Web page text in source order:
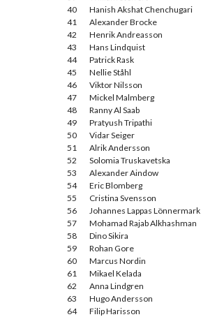
40
Hanish Akshat Chenchugari
41
Alexander Brocke
42
Henrik Andreasson
43
Hans Lindquist
44
Patrick Rask
45
Nellie Ståhl
46
Viktor Nilsson
47
Mickel Malmberg
48
Ranny Al Saab
49
Pratyush Tripathi
50
Vidar Seiger
51
Alrik Andersson
52
Solomia Truskavetska
53
Alexander Aindow
54
Eric Blomberg
55
Cristina Svensson
56
Johannes Lappas Lönnermark
57
Mohamad Rajab Alkhashman
58
Dino Sikira
59
Rohan Gore
60
Marcus Nordin
61
Mikael Kelada
62
Anna Lindgren
63
Hugo Andersson
64
Filip Harisson